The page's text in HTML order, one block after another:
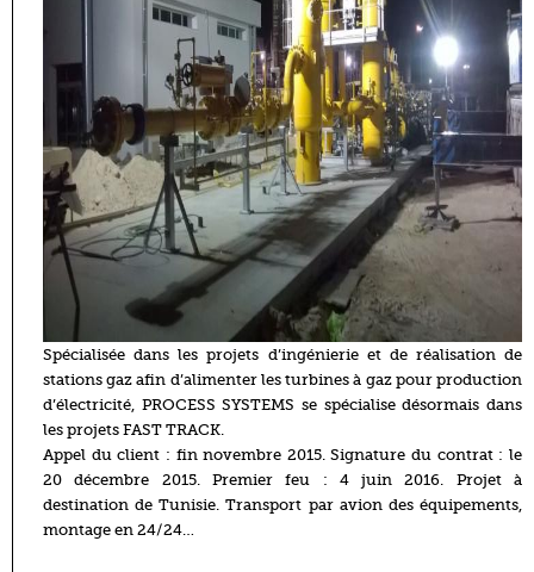
Spécialisée dans les projets d’ingénierie et de réalisation de
stations gaz afin d’alimenter les turbines à gaz pour production
d’électricité, PROCESS SYSTEMS se spécialise désormais dans
les projets FAST TRACK.
Appel du client : fin novembre 2015. Signature du contrat : le
20 décembre 2015. Premier feu : 4 juin 2016. Projet à
destination de Tunisie. Transport par avion des équipements,
montage en 24/24…